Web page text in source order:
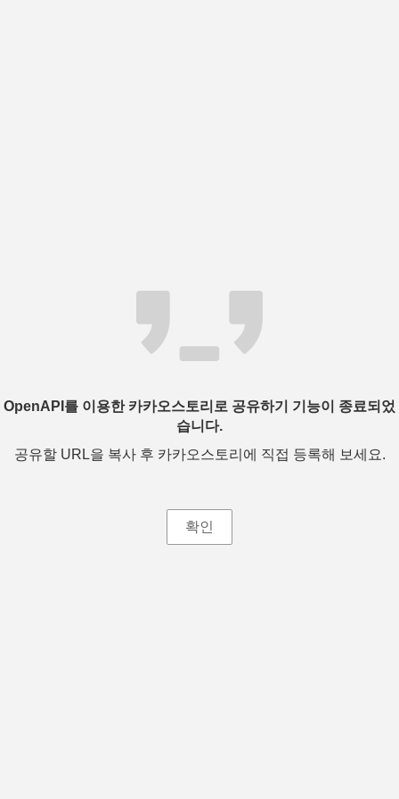
OpenAPI를 이용한 카카오스토리로 공유하기 기능이 종료되었
습니다.
공유할 URL을 복사 후 카카오스토리에 직접 등록해 보세요.
확인